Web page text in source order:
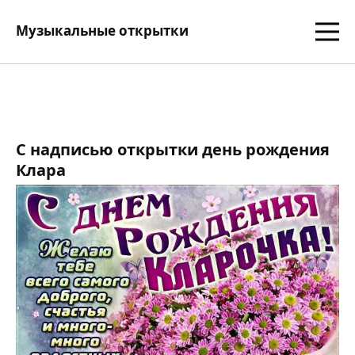
Музыкальные открытки
С надписью открытки день рождения
Клара